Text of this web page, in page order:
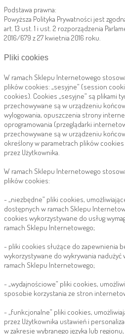
Podstawa prawna:
Powyższa Polityka Prywatności jest
art. 13 ust. 1 i ust. 2 rozporządzenia
2016/679 z 27 kwietnia 2016 roku.
Pliki cookies
W ramach Sklepu Internetowego
plików cookies: „sesyjne” (session
cookies). Cookies „sesyjne” są plikami
przechowywane są w urządzeniu
wylogowania, opuszczenia strony
oprogramowania (przeglądarki
przechowywane są w urządzeniu
określony w parametrach plików
przez Użytkownika.
W ramach Sklepu Internetowego
plików cookies:
- „niezbędne” pliki cookies,
dostępnych w ramach Sklepu
cookies wykorzystywane do usług
ramach Sklepu Internetowego;
- pliki cookies służące do zapewnienia
wykorzystywane do wykrywania
ramach Sklepu Internetowego;
- „wydajnościowe” pliki cookies,
sposobie korzystania ze stron
- „funkcjonalne” pliki cookies,
przez Użytkownika ustawień i
w zakresie wybranego języka lub